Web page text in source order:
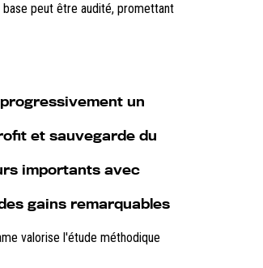
peut être audité, promettant
un
et sauvegarde du
importants avec
gains remarquables
valorise l'étude méthodique